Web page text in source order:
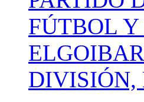
FÚTBOL
DIVISIÓN,